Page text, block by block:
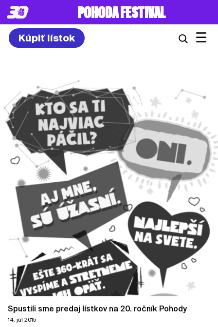
8. – 10.7.2027
Kúpiť lístok ☰
Spustili sme predaj lístkov na 20. ročník Pohody
14. júl 2015